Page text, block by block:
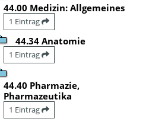
44.00 Medizin: Allgemeines
1 Eintrag
44.34 Anatomie
1 Eintrag
44.40 Pharmazie,
Pharmazeutika
1 Eintrag